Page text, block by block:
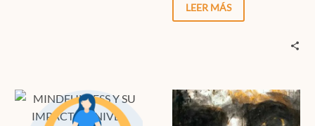
la disciplina o el éxito….
LEER MÁS
MINDFULNESS
Y
¿QUÉ
ES